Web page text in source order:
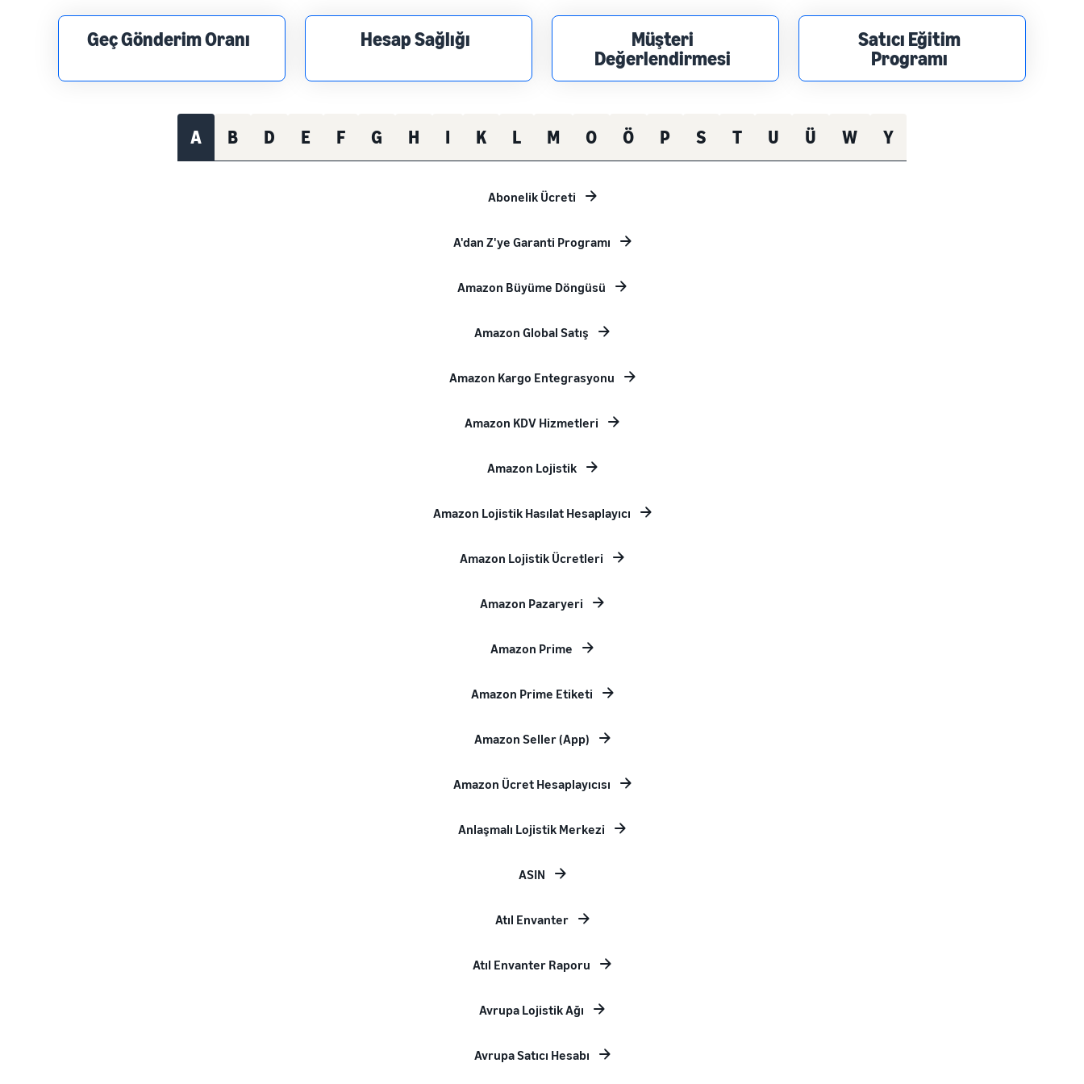
Geç Gönderim Oranı Hesap Sağlığı
Müşteri
Değerlendirmesi
Satıcı Eğitim
Programı
A B D E F G H I K L M O Ö P S T U Ü W Y
Abonelik Ücreti
A'dan Z'ye Garanti Programı
Amazon Büyüme Döngüsü
Amazon Global Satış
Amazon Kargo Entegrasyonu
Amazon KDV Hizmetleri
Amazon Lojistik
Amazon Lojistik Hasılat Hesaplayıcı
Amazon Lojistik Ücretleri
Amazon Pazaryeri
Amazon Prime
Amazon Prime Etiketi
Amazon Seller (App)
Amazon Ücret Hesaplayıcısı
Anlaşmalı Lojistik Merkezi
ASIN
Atıl Envanter
Atıl Envanter Raporu
Avrupa Lojistik Ağı
Avrupa Satıcı Hesabı